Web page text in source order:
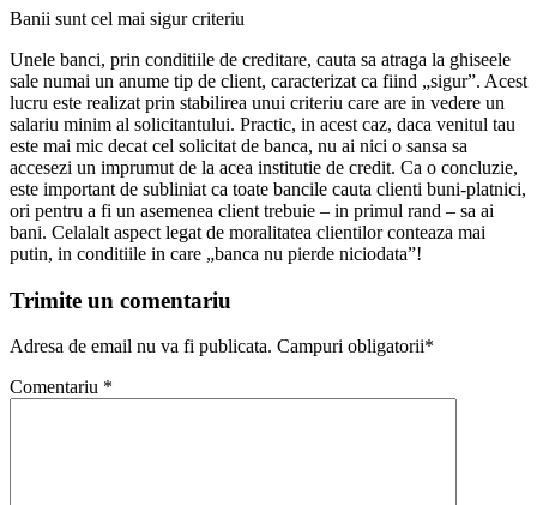
Banii sunt cel mai sigur criteriu
Unele banci, prin conditiile de creditare, cauta sa atraga la ghiseele
sale numai un anume tip de client, caracterizat ca fiind „sigur”. Acest
lucru este realizat prin stabilirea unui criteriu care are in vedere un
salariu minim al solicitantului. Practic, in acest caz, daca venitul tau
este mai mic decat cel solicitat de banca, nu ai nici o sansa sa
accesezi un imprumut de la acea institutie de credit. Ca o concluzie,
este important de subliniat ca toate bancile cauta clienti buni-platnici,
ori pentru a fi un asemenea client trebuie – in primul rand – sa ai
bani. Celalalt aspect legat de moralitatea clientilor conteaza mai
putin, in conditiile in care „banca nu pierde niciodata”!
Trimite un comentariu
Adresa de email nu va fi publicata. Campuri obligatorii*
Comentariu *